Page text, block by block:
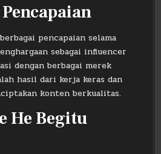
pencapaian selama
sebagai influencer
dengan berbagai merek
hasil dari kerja keras dan
konten berkualitas.
He Begitu